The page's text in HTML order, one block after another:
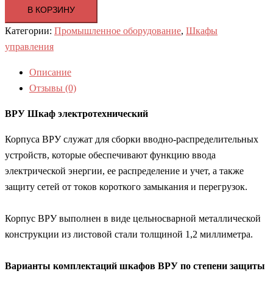
В КОРЗИНУ
Категории: Промышленное оборудование, Шкафы
управления
Описание
Отзывы (0)
ВРУ Шкаф электротехнический
Корпуса ВРУ служат для сборки вводно-распределительных
устройств, которые обеспечивают функцию ввода
электрической энергии, ее распределение и учет, а также
защиту сетей от токов короткого замыкания и перегрузок.
Корпус ВРУ выполнен в виде цельносварной металлической
конструкции из листовой стали толщиной 1,2 миллиметра.
Варианты комплектаций шкафов ВРУ по степени защиты